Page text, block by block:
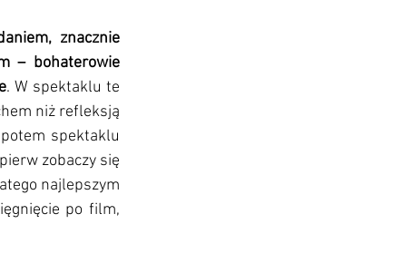
znacznie
– bohaterowie
. W spektaklu te
niż refleksją
spektaklu
zobaczy się
najlepszym
po film,